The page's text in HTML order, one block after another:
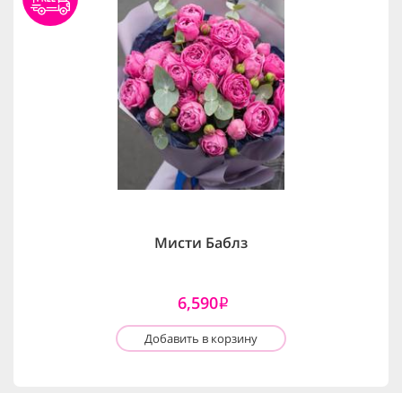
Мисти Баблз
6,590i
Добавить в корзину